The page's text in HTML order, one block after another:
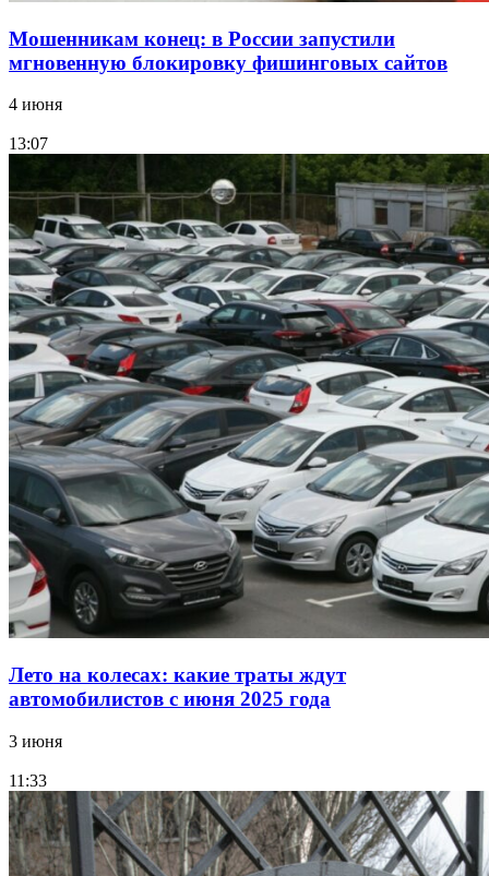
Мошенникам конец: в России запустили
мгновенную блокировку фишинговых сайтов
4 июня
13:07
Лето на колесах: какие траты ждут
автомобилистов с июня 2025 года
3 июня
11:33